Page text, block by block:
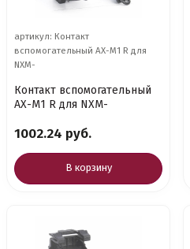
артикул: Контакт
вспомогательный AX-M1 R для
NXM-
Контакт вспомогательный
AX-M1 R для NXM-
1002.24 руб.
В корзину